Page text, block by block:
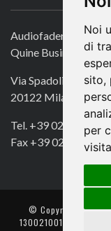
Noi
di
sito,
per
Audiofader.com
Quine Business
Via Spadolini 7
20122 Milano
Tel. +39 02
Fax +39 02
© Copyright 2018.
13002100157 –